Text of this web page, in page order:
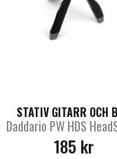
STATIV GITARR OCH
Daddario PW HDS
185 kr